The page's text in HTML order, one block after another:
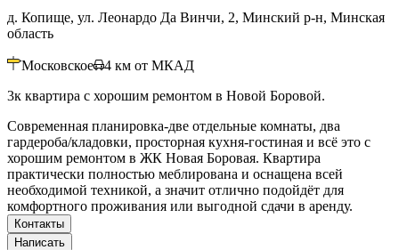
д. Копище, ул. Леонардо Да Винчи, 2, Минский р-н, Минская
область
Московское 4 км от МКАД
3к квартира с хорошим ремонтом в Новой Боровой.
Современная планировка-две отдельные комнаты, два
гардероба/кладовки, просторная кухня-гостиная и всё это с
хорошим ремонтом в ЖК Новая Боровая. Квартира
практически полностью меблирована и оснащена всей
необходимой техникой, а значит отлично подойдёт для
комфортного проживания или выгодной сдачи в аренду.
Контакты
Написать